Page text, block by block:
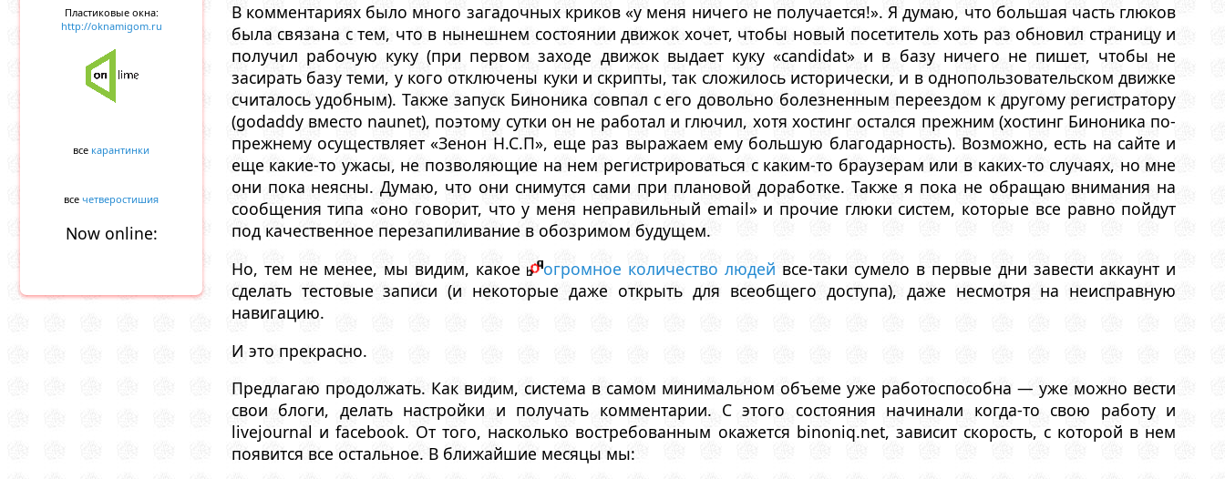
Пластиковые окна:
http://oknamigom.ru
все карантинки
все четверостишия
Now online:
В комментариях было много загадочных криков «у меня ничего не получается!». Я думаю, что большая часть глюков
была связана с тем, что в нынешнем состоянии движок хочет, чтобы новый посетитель хоть раз обновил страницу и
получил рабочую куку (при первом заходе движок выдает куку «candidat» и в базу ничего не пишет, чтобы не
засирать базу теми, у кого отключены куки и скрипты, так сложилось исторически, и в однопользовательском движке
считалось удобным). Также запуск Биноника совпал с его довольно болезненным переездом к другому регистратору
(godaddy вместо naunet), поэтому сутки он не работал и глючил, хотя хостинг остался прежним (хостинг Биноника по-
прежнему осуществляет «Зенон Н.С.П», еще раз выражаем ему большую благодарность). Возможно, есть на сайте и
еще какие-то ужасы, не позволяющие на нем регистрироваться с каким-то браузерам или в каких-то случаях, но мне
они пока неясны. Думаю, что они снимутся сами при плановой доработке. Также я пока не обращаю внимания на
сообщения типа «оно говорит, что у меня неправильный email» и прочие глюки систем, которые все равно пойдут
под качественное перезапиливание в обозримом будущем.
Но, тем не менее, мы видим, какое
огромное количество людей все-таки сумело в первые дни завести аккаунт и
сделать тестовые записи (и некоторые даже открыть для всеобщего доступа), даже несмотря на неисправную
навигацию.
И это прекрасно.
Предлагаю продолжать. Как видим, система в самом минимальном объеме уже работоспособна — уже можно вести
свои блоги, делать настройки и получать комментарии. С этого состояния начинали когда-то свою работу и
livejournal и facebook. От того, насколько востребованным окажется binoniq.net, зависит скорость, с которой в нем
появится все остальное. В ближайшие месяцы мы: